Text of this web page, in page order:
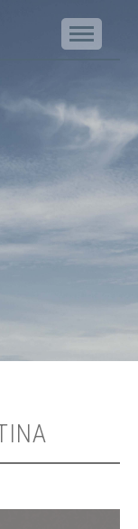
- Funérailles